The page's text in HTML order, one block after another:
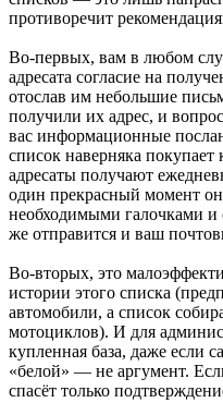
противоречит
Во-первых, вам в любом
адресата согласие на
отослав им небольшие
получили их адрес, и
вас информационные
список наверняка
адресаты получают
один прекрасный момент
необходимыми галочками и
же отправится и ваш
Во-вторых, это
истории этого списка
автомобили, а список
мотоциклов). И для
купленная база, даже если
«белой» — не аргумент.
спасёт только